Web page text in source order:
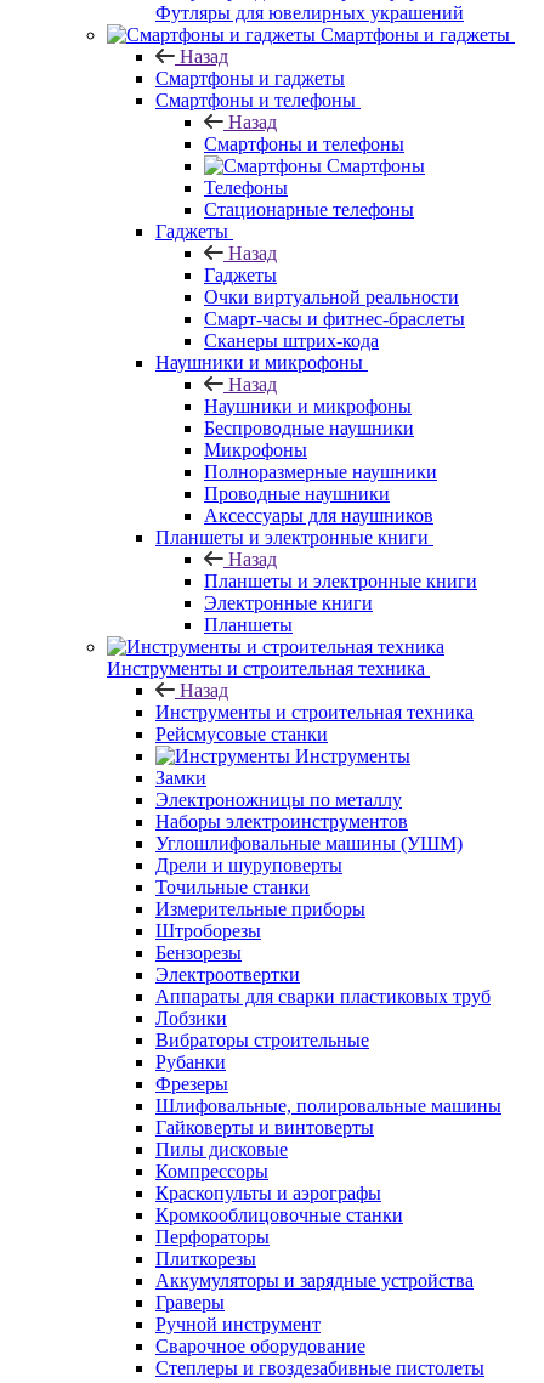
Футляры для ювелирных украшений
Смартфоны и гаджеты
Назад
Смартфоны и гаджеты
Смартфоны и телефоны
Назад
Смартфоны и телефоны
Смартфоны
Телефоны
Стационарные телефоны
Гаджеты
Назад
Гаджеты
Очки виртуальной реальности
Смарт-часы и фитнес-браслеты
Сканеры штрих-кода
Наушники и микрофоны
Назад
Наушники и микрофоны
Беспроводные наушники
Микрофоны
Полноразмерные наушники
Проводные наушники
Аксессуары для наушников
Планшеты и электронные книги
Назад
Планшеты и электронные книги
Электронные книги
Планшеты
Инструменты и строительная техника
Назад
Инструменты и строительная техника
Рейсмусовые станки
Инструменты
Замки
Электроножницы по металлу
Наборы электроинструментов
Углошлифовальные машины (УШМ)
Дрели и шуруповерты
Точильные станки
Измерительные приборы
Штроборезы
Бензорезы
Электроотвертки
Аппараты для сварки пластиковых труб
Лобзики
Вибраторы строительные
Рубанки
Фрезеры
Шлифовальные, полировальные машины
Гайковерты и винтоверты
Пилы дисковые
Компрессоры
Краскопульты и аэрографы
Кромкооблицовочные станки
Перфораторы
Плиткорезы
Аккумуляторы и зарядные устройства
Граверы
Ручной инструмент
Сварочное оборудование
Степлеры и гвоздезабивные пистолеты